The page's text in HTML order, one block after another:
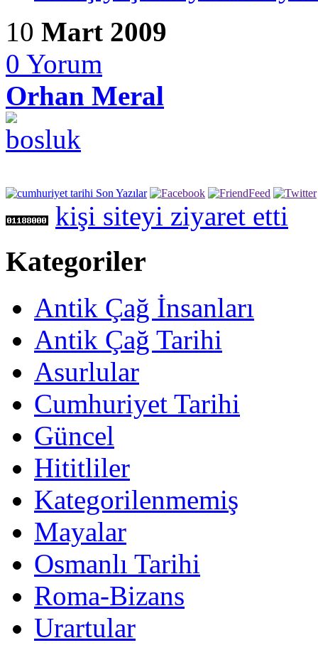
10 Mart 2009
0 Yorum
Orhan Meral
kişi siteyi ziyaret etti
Kategoriler
Antik Çağ İnsanları
Antik Çağ Tarihi
Asurlular
Cumhuriyet Tarihi
Güncel
Hititliler
Kategorilenmemiş
Mayalar
Osmanlı Tarihi
Roma-Bizans
Urartular